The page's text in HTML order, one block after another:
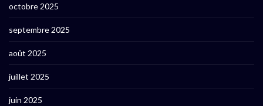
octobre 2025
septembre 2025
août 2025
juillet 2025
juin 2025